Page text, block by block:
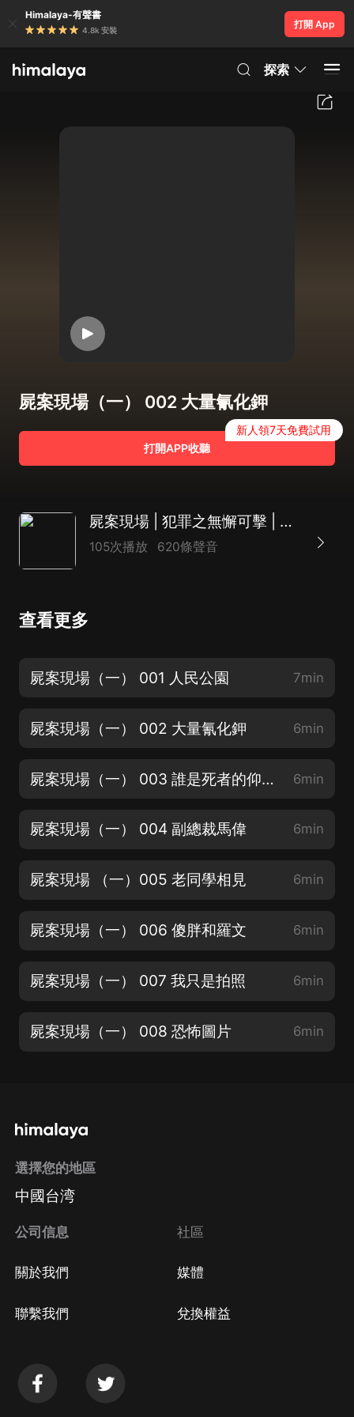
Himalaya-有聲書
4.8k 安裝
打開 App
探索
屍案現場（一） 002 大量氰化鉀
打開APP收聽
新人領7天免費試用
屍案現場 | 犯罪之無懈可擊 | 都市刑偵
105次播放 620條聲音
查看更多
屍案現場（一） 001 人民公園 7min
屍案現場（一） 002 大量氰化鉀 6min
屍案現場（一） 003 誰是死者的仰慕者 6min
屍案現場（一） 004 副總裁馬偉 6min
屍案現場 （一）005 老同學相見 6min
屍案現場（一） 006 傻胖和羅文 6min
屍案現場（一） 007 我只是拍照 6min
屍案現場（一） 008 恐怖圖片 6min
選擇您的地區
中國台湾
公司信息
關於我們
聯繫我們
社區
媒體
兌換權益